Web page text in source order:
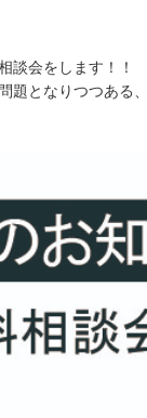
会をします！！
題となりつつある